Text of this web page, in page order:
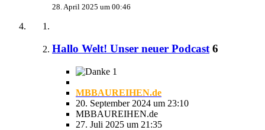
28. April 2025 um 00:46
Hallo Welt! Unser neuer Podcast 6
1
MBBAUREIHEN.de
20. September 2024 um 23:10
MBBAUREIHEN.de
27. Juli 2025 um 21:35